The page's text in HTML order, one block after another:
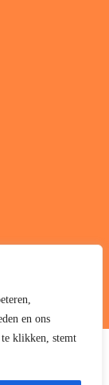
en ons
klikken, stemt
Group